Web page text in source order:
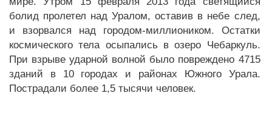
болид пролетел над Уралом, оставив в небе след,
и взорвался над городом-миллиоником. Остатки
космического тела осыпались в озеро Чебаркуль.
При взрыве ударной волной было повреждено 4715
зданий в 10 городах и районах Южного Урала.
Пострадали более 1,5 тысячи человек.